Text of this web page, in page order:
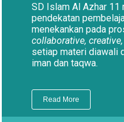
SD Islam Al Azhar 11
pendekatan
menekankan pada
collaborative,
setiap materi diawali
iman dan taqwa.
Read More